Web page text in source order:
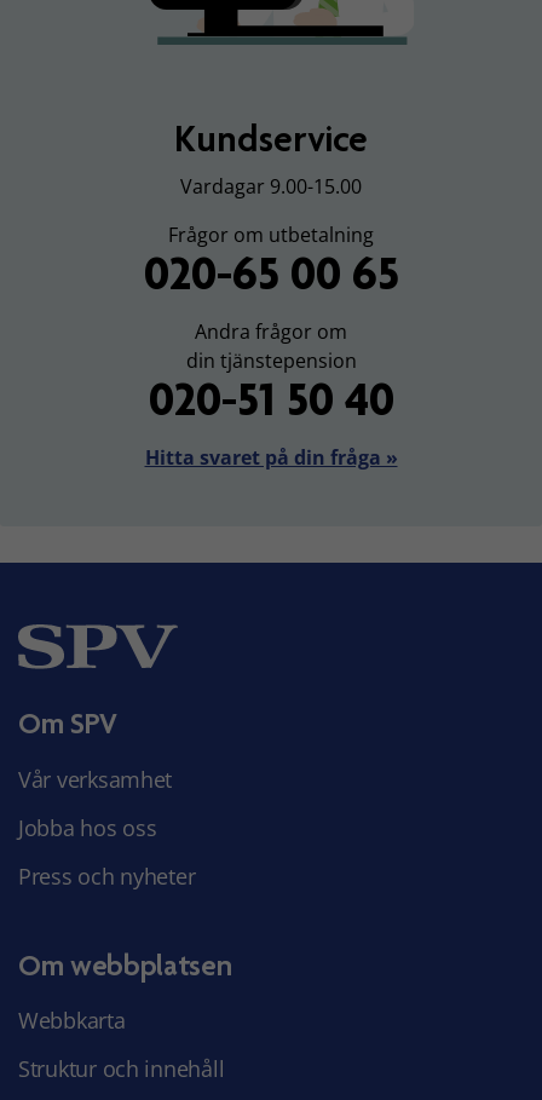
Kundservice
Vardagar 9.00-15.00
Frågor om utbetalning
020-65 00 65
Andra frågor om
din tjänstepension
020-51 50 40
Hitta svaret på din fråga »
Om SPV
Vår verksamhet
Jobba hos oss
Press och nyheter
Om webbplatsen
Webbkarta
Struktur och innehåll